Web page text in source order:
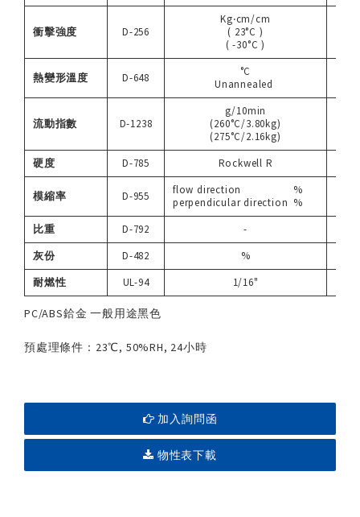
衝擊強度 D-256
Kg‧cm/cm
( 23°C )
( -30°C )
熱變形溫度 D-648
°C
Unannealed
流動指數 D-1238
g/10min
(260°C/3.80kg)
(275°C/2.16kg)
硬度
D-785 Rockwell R
模縮率 D-955 flow direction
%
perpendicular direction %
比重
D-792 -
灰份
D-482 %
耐燃性
UL-94 1/16"
PC/ABS鉿金 一般用途黑色
預處理條件：23℃, 50%RH, 24小時
加入詢問函
物性表下載